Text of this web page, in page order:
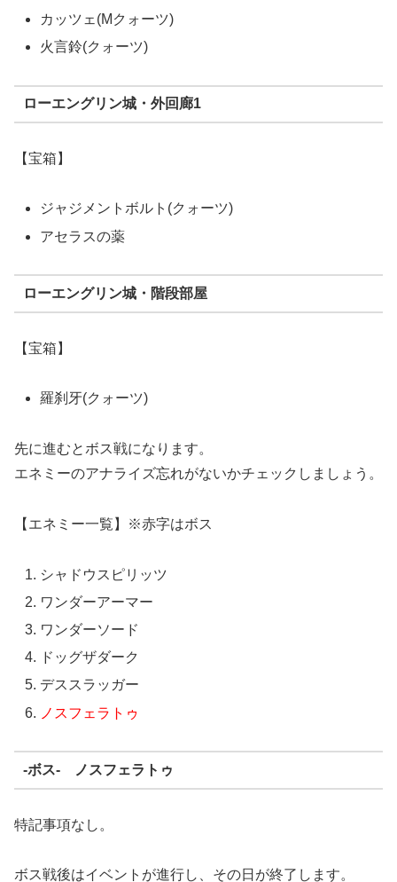
カッツェ(Mクォーツ)
火言鈴(クォーツ)
ローエングリン城・外回廊1
【宝箱】
ジャジメントボルト(クォーツ)
アセラスの薬
ローエングリン城・階段部屋
【宝箱】
羅刹牙(クォーツ)
先に進むとボス戦になります。
エネミーのアナライズ忘れがないかチェックしましょう。
【エネミー一覧】※赤字はボス
シャドウスピリッツ
ワンダーアーマー
ワンダーソード
ドッグザダーク
デススラッガー
ノスフェラトゥ
-ボス- ノスフェラトゥ
特記事項なし。
ボス戦後はイベントが進行し、その日が終了します。